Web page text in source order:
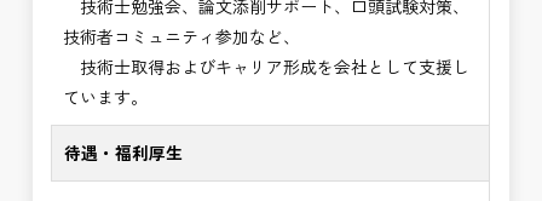
技術士勉強会、論文添削サポート、口頭試験対策、
技術者コミュニティ参加など、
技術士取得およびキャリア形成を会社として支援し
ています。
待遇・福利厚生